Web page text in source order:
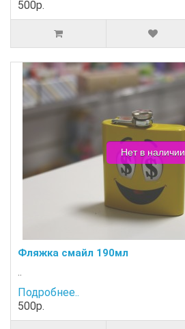
500р.
Нет в наличии
Фляжка смайл 190мл
..
Подробнее..
500р.